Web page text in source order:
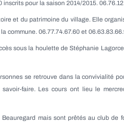
inscrits pour la saison 2014/2015.
et du patrimoine du village. Elle
commune. 06.77.74.67.60 et
sous la houlette de Stéphanie
se retrouve dans la convivialité
faire. Les cours ont lieu le
mais sont prêtés au club